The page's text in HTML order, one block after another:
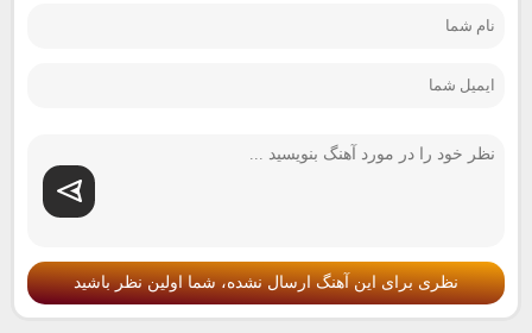
نظری برای این آهنگ ارسال نشده، شما اولین نظر باشید